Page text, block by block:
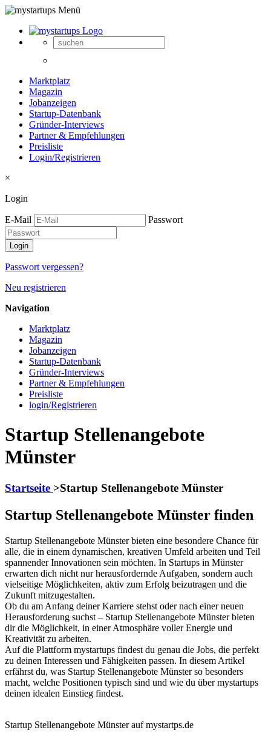
Marktplatz
Magazin
Jobanzeigen
Startup-Datenbank
Gründer-Interviews
Partner & Empfehlungen
Preisliste
Login/Registrieren
×
Login
E-Mail Passwort
Passwort vergessen?
Neu registrieren
Navigation
Marktplatz
Magazin
Jobanzeigen
Startup-Datenbank
Gründer-Interviews
Partner & Empfehlungen
Preisliste
login/Registrieren
Startup Stellenangebote
Münster
Startseite >Startup Stellenangebote Münster
Startup Stellenangebote Münster finden
Startup Stellenangebote Münster bieten eine besondere Chance für
alle, die in einem dynamischen, kreativen Umfeld arbeiten und Teil
spannender Innovationen sein möchten. In Startups in Münster
erwarten dich nicht nur herausfordernde Aufgaben, sondern auch
vielseitige Möglichkeiten, aktiv zum Erfolg beizutragen und die
Zukunft mitzugestalten.
Ob du am Anfang deiner Karriere stehst oder nach einer neuen
Herausforderung suchst – Startup Stellenangebote Münster bieten
dir die Möglichkeit, in einer Atmosphäre voller Energie und
Kreativität zu arbeiten.
Auf die Plattform mystartups findest du genau die Jobs, die perfekt
zu deinen Interessen und Fähigkeiten passen. In diesem Artikel
erfährst du, was Startup Stellenangebote Münster so besonders
macht, welche Positionen typisch sind und wie du über mystartups
deinen idealen Einstieg findest.
Startup Stellenangebote Münster auf mystartps.de